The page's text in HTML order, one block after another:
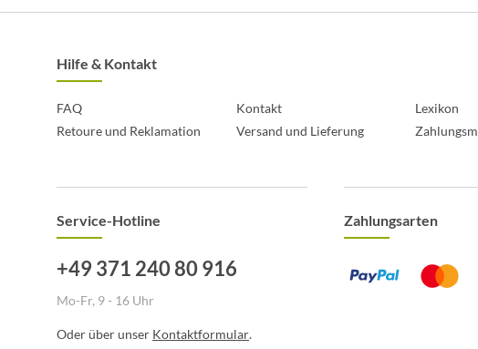
Service-Hotline
+49 371 240 80 916
Mo-Fr, 9 - 16 Uhr
Oder über unser Kontaktformular.
Hilfe & Kontakt
FAQ Kontakt
Lexikon
Retoure und Reklamation
Versand und Lieferung
Zahlungsarten